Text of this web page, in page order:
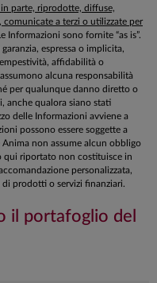
parte, riprodotte, diffuse,
a terzi o utilizzate per
Informazioni sono fornite “as is”.
espressa o implicita,
affidabilità o
alcuna responsabilità
per qualunque danno diretto o
anche qualora siano stati
delle Informazioni avviene a
possono essere soggette a
non assume alcun obbligo
qui riportato non costituisce in
personalizzata,
prodotti o servizi finanziari.
il portafoglio del